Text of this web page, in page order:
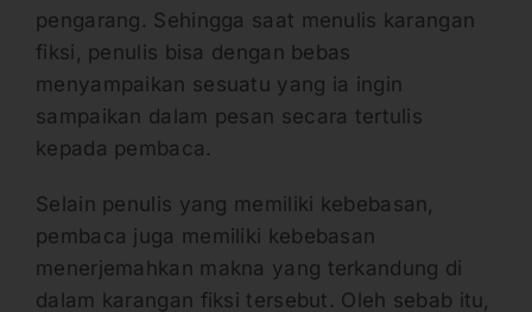
pengarang. Sehingga saat menulis karangan
fiksi, penulis bisa dengan bebas
menyampaikan sesuatu yang ia ingin
sampaikan dalam pesan secara tertulis
kepada pembaca.
Selain penulis yang memiliki kebebasan,
pembaca juga memiliki kebebasan
menerjemahkan makna yang terkandung di
dalam karangan fiksi tersebut. Oleh sebab itu,